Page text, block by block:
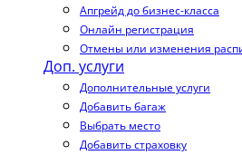
Апгрейд до бизнес-класса
Онлайн регистрация
Отмены или изменения
Доп. услуги
Дополнительные услуги
Добавить багаж
Выбрать место
Добавить страховку